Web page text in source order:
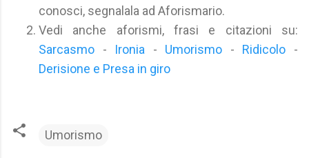
conosci, segnalala ad Aforismario.
Vedi anche aforismi, frasi e citazioni su:
Sarcasmo - Ironia - Umorismo - Ridicolo -
Derisione e Presa in giro
Umorismo